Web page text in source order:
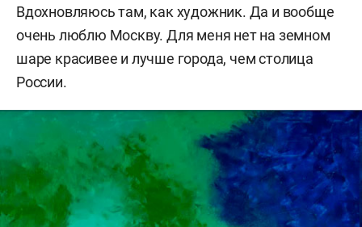
Вдохновляюсь там, как художник. Да и вообще
очень люблю Москву. Для меня нет на земном
шаре красивее и лучше города, чем столица
России.